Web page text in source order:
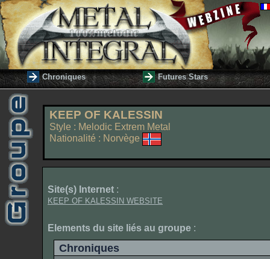
Chroniques Futures Stars
KEEP OF KALESSIN
Style : Melodic Extrem Metal
Nationalité : Norvège
Site(s) Internet :
KEEP OF KALESSIN WEBSITE
Elements du site liés au groupe :
Chroniques